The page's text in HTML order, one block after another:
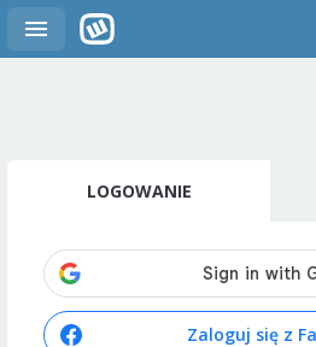
LOGOWANIE
Zaloguj się z